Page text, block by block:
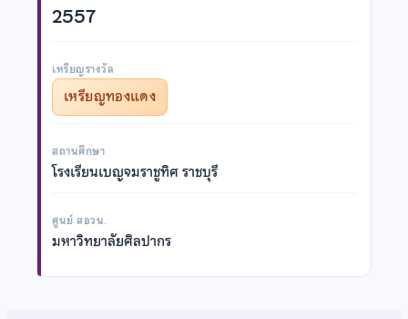
2557
เหรียญรางวัล
เหรียญทองแดง
สถานศึกษา
โรงเรียนเบญจมราชูทิศ ราชบุรี
ศูนย์ สอวน.
มหาวิทยาลัยศิลปากร